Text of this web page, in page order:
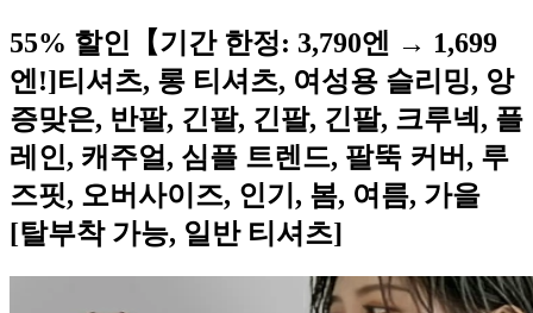
55% 할인【기간 한정: 3,790엔 → 1,699
엔!]티셔츠, 롱 티셔츠, 여성용 슬리밍, 앙
증맞은, 반팔, 긴팔, 긴팔, 긴팔, 크루넥, 플
레인, 캐주얼, 심플 트렌드, 팔뚝 커버, 루
즈핏, 오버사이즈, 인기, 봄, 여름, 가을
[탈부착 가능, 일반 티셔츠]